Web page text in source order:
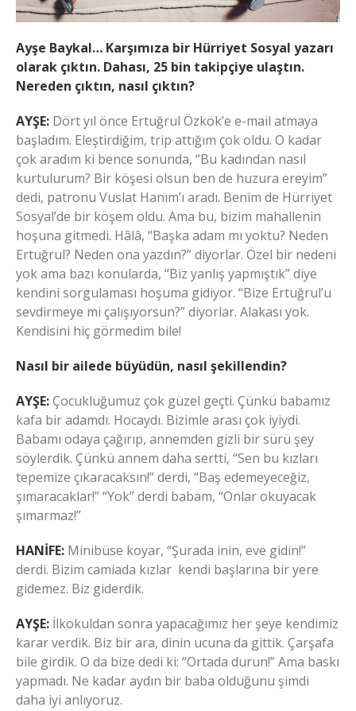
Ayşe Baykal… Karşımıza bir Hürriyet Sosyal yazarı
olarak çıktın. Dahası, 25 bin takipçiye ulaştın.
Nereden çıktın, nasıl çıktın?
AYŞE: Dört yıl önce Ertuğrul Özkök’e e-mail atmaya
başladım. Eleştirdiğim, trip attığım çok oldu. O kadar
çok aradım ki bence sonunda, “Bu kadından nasıl
kurtulurum? Bir köşesi olsun ben de huzura ereyim”
dedi, patronu Vuslat Hanım’ı aradı. Benim de Hürriyet
Sosyal’de bir köşem oldu. Ama bu, bizim mahallenin
hoşuna gitmedi. Hâlâ, “Başka adam mı yoktu? Neden
Ertuğrul? Neden ona yazdın?” diyorlar. Özel bir nedeni
yok ama bazı konularda, “Biz yanlış yapmıştık” diye
kendini sorgulaması hoşuma gidiyor. “Bize Ertuğrul’u
sevdirmeye mi çalışıyorsun?” diyorlar. Alakası yok.
Kendisini hiç görmedim bile!
Nasıl bir ailede büyüdün, nasıl şekillendin?
AYŞE:Çocukluğumuz çok güzel geçti. Çünkü babamız
kafa bir adamdı. Hocaydı. Bizimle arası çok iyiydi.
Babamı odaya çağırıp, annemden gizli bir sürü şey
söylerdik. Çünkü annem daha sertti, “Sen bu kızları
tepemize çıkaracaksın!” derdi, “Baş edemeyeceğiz,
şımaracaklar!” “Yok” derdi babam, “Onlar okuyacak
şımarmaz!”
HANİFE: Minibüse koyar, “Şurada inin, eve gidin!”
derdi. Bizim camiada kızlar kendi başlarına bir yere
gidemez. Biz giderdik.
AYŞE: İlkokuldan sonra yapacağımız her şeye kendimiz
karar verdik. Biz bir ara, dinin ucuna da gittik. Çarşafa
bile girdik. O da bize dedi ki: “Ortada durun!” Ama baskı
yapmadı. Ne kadar aydın bir baba olduğunu şimdi
daha iyi anlıyoruz.